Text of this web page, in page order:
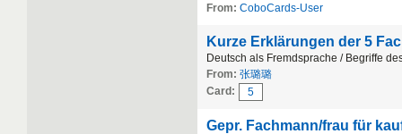
From: CoboCards-User
Kurze Erklärungen der 5
Deutsch als Fremdsprache / Begriffe
From: 张璐璐
Card:
5
Gepr. Fachmann/frau für